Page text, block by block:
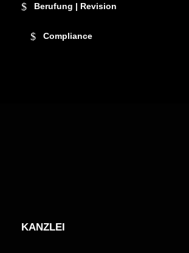
Berufung | Revision
Compliance
KANZLEI